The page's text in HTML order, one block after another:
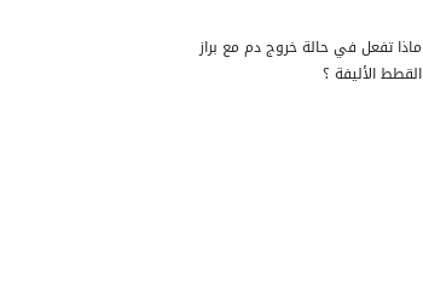
ماذا تفعل في حالة خروج دم مع براز
القطط الأليفة ؟